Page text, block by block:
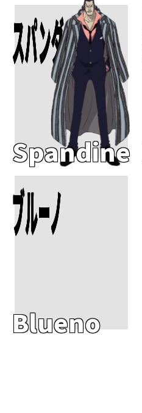
スパンダイン
Spandine
Add To Cart
ブルーノ
Blueno
Add To Cart